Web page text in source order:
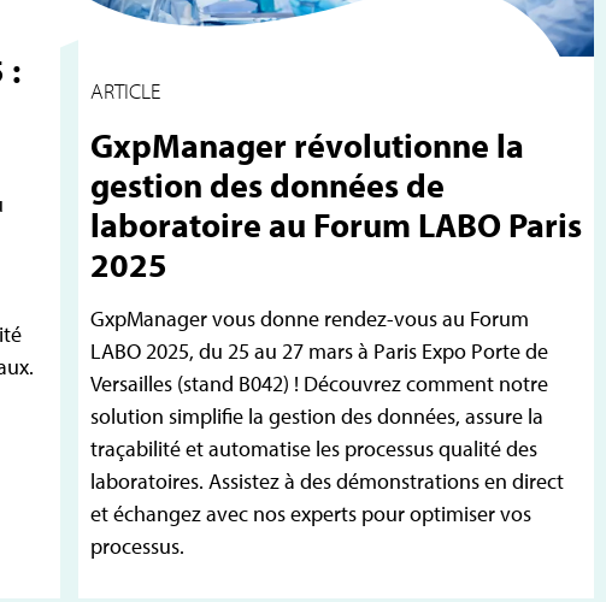
:
ARTICLE
GxpManager révolutionne la
gestion des données de
laboratoire au Forum LABO Paris
2025
GxpManager vous donne rendez-vous au Forum
LABO 2025, du 25 au 27 mars à Paris Expo Porte de
Versailles (stand B042) ! Découvrez comment notre
solution simplifie la gestion des données, assure la
traçabilité et automatise les processus qualité des
laboratoires. Assistez à des démonstrations en direct
et échangez avec nos experts pour optimiser vos
processus.